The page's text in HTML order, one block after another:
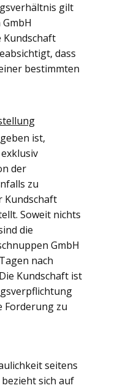
gilt
Kundschaft
dass
bestimmten
ist,
der
zu
Kundschaft
Soweit nichts
die
GmbH
nach
Kundschaft ist
Forderung zu
seitens
sich auf